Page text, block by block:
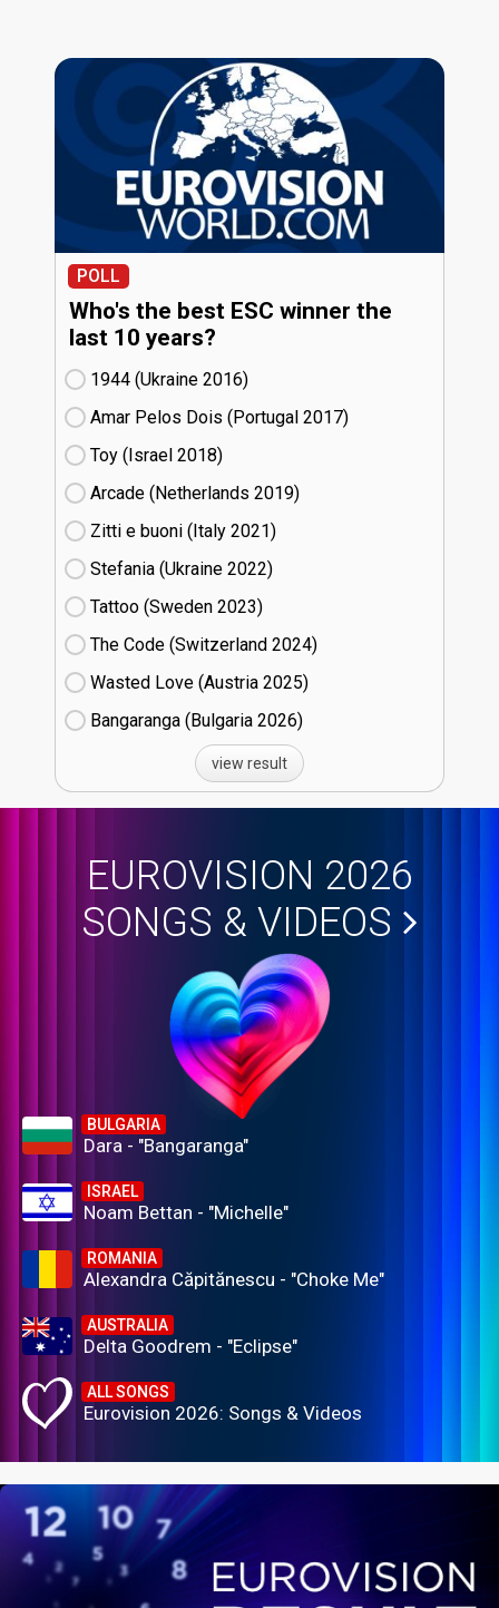
POLL
Who's the best ESC winner the
last 10 years?
1944 (Ukraine
16)
Amar Pelos Dois (Portugal
17)
Toy (Israel
18)
Arcade (Netherlands
19)
Zitti e buoni​ (Italy
21)
Stefania (Ukraine
22)
Tattoo (Sweden
23)
The Code (Switzerland
24)
Wasted Love (Austria
25)
Bangaranga (Bulgaria
26)
view result
EUROVISION 2026
SONGS & VIDEOS
BULGARIA
Dara - "Bangaranga"
ISRAEL
Noam Bettan - "Michelle"
ROMANIA
Alexandra Căpitănescu - "Choke Me"
AUSTRALIA
Delta Goodrem - "Eclipse"
ALL SONGS
Eurovision 2026: Songs & Videos